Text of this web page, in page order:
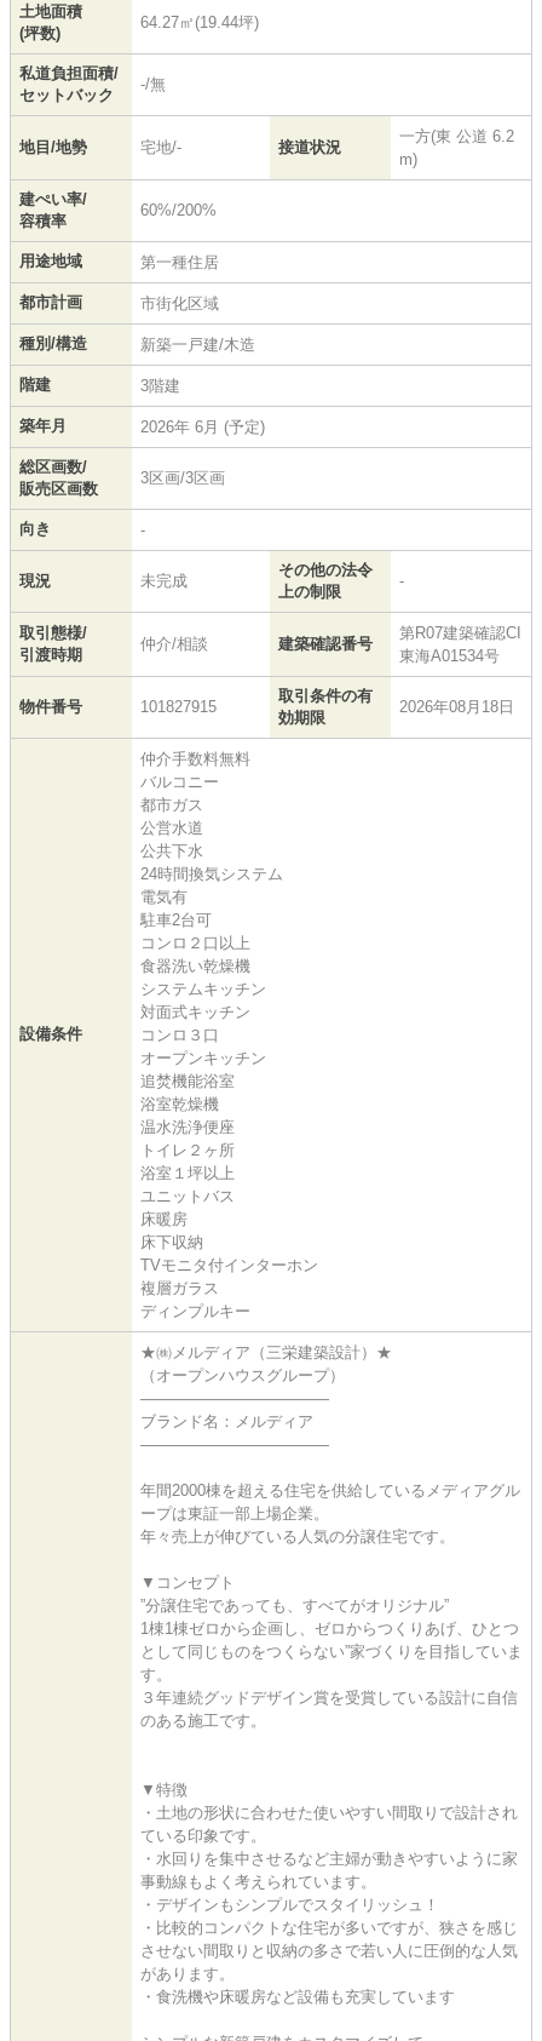
土地面積
(坪数)
64.27㎡(19.44坪)
私道負担面積/
セットバック
-/無
地目/地勢 宅地/- 接道状況
一方(東 公道 6.2
m)
建ぺい率/
容積率
60%/200%
用途地域 第一種住居
都市計画 市街化区域
種別/構造 新築一戸建/木造
階建 3階建
築年月 2026年 6月 (予定)
総区画数/
販売区画数
3区画/3区画
向き -
現況 未完成
その他の法令
上の制限
-
取引態様/
引渡時期
仲介/相談 建築確認番号
第R07建築確認CI
東海A01534号
物件番号 101827915
取引条件の有
効期限
2026年08月18日
設備条件
仲介手数料無料
バルコニー
都市ガス
公営水道
公共下水
24時間換気システム
電気有
駐車2台可
コンロ２口以上
食器洗い乾燥機
システムキッチン
対面式キッチン
コンロ３口
オープンキッチン
追焚機能浴室
浴室乾燥機
温水洗浄便座
トイレ２ヶ所
浴室１坪以上
ユニットバス
床暖房
床下収納
TVモニタ付インターホン
複層ガラス
ディンプルキー
★㈱メルディア（三栄建築設計）★
（オープンハウスグループ）
――――――――――――
ブランド名：メルディア
――――――――――――
年間2000棟を超える住宅を供給しているメディアグル
ープは東証一部上場企業。
年々売上が伸びている人気の分譲住宅です。
▼コンセプト
”分譲住宅であっても、すべてがオリジナル”
1棟1棟ゼロから企画し、ゼロからつくりあげ、ひとつ
として同じものをつくらない”家づくりを目指していま
す。
３年連続グッドデザイン賞を受賞している設計に自信
のある施工です。
▼特徴
・土地の形状に合わせた使いやすい間取りで設計され
ている印象です。
・水回りを集中させるなど主婦が動きやすいように家
事動線もよく考えられています。
・デザインもシンプルでスタイリッシュ！
・比較的コンパクトな住宅が多いですが、狭さを感じ
させない間取りと収納の多さで若い人に圧倒的な人気
があります。
・食洗機や床暖房など設備も充実しています